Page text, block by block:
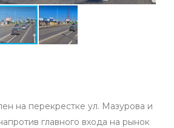
на перекрестке ул. Мазурова и
главного входа на рынок